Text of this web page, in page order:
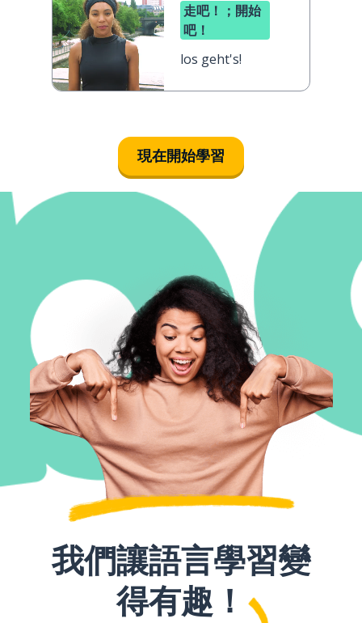
走吧！；開始
吧！
los geht's!
現在開始學習
我們讓語言學習變
得有趣！